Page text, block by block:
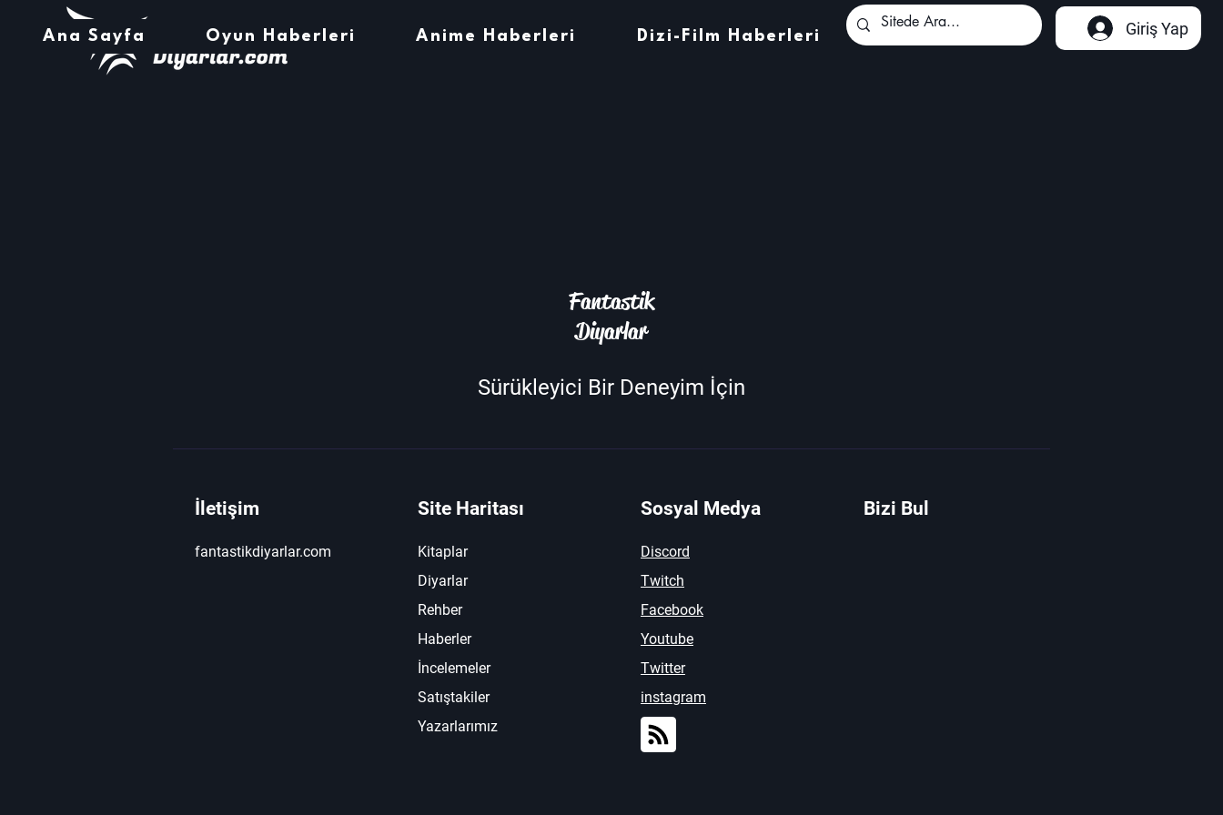
Ana Sayfa Oyun Haberleri Anime Haberleri Dizi-Film Haberleri Giriş Yap
Fantastik
Diyarlar
Sürükleyici Bir Deneyim İçin
İletişim
fantastikdiyarlar.com
Site Haritası
Kitaplar
Diyarlar
Rehber
Haberler
İncelemeler
Satıştakiler
Yazarlarımız
Sosyal Medya
Discord
Twitch
Facebook
Youtube
Twitter
instagram
Bizi Bul